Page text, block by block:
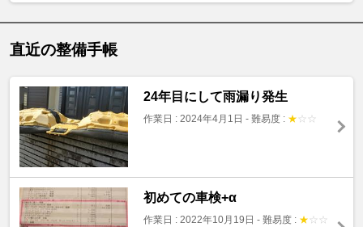
直近の整備手帳
24年目にして雨漏り発生
作業日 : 2024年4月1日 - 難易度 : ★ ☆ ☆
初めての車検+α
作業日 : 2022年10月19日 - 難易度 : ★ ☆ ☆